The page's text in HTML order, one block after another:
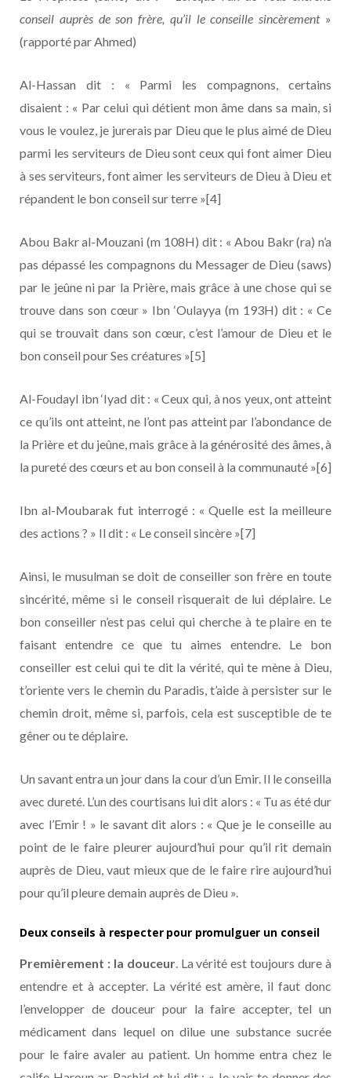
conseil auprès de son frère, qu’il le conseille sincèrement»
(rapporté par Ahmed)
Al-Hassan dit : « Parmi les compagnons, certains
disaient : « Par celui qui détient mon âme dans sa main, si
vous le voulez, je jurerais par Dieu que le plus aimé de Dieu
parmi les serviteurs de Dieu sont ceux qui font aimer Dieu
à ses serviteurs, font aimer les serviteurs de Dieu à Dieu et
répandent le bon conseil sur terre »[4]
Abou Bakr al-Mouzani (m 108H) dit : « Abou Bakr (ra) n’a
pas dépassé les compagnons du Messager de Dieu (saws)
par le jeûne ni par la Prière, mais grâce à une chose qui se
trouve dans son cœur » Ibn ‘Oulayya (m 193H) dit : « Ce
qui se trouvait dans son cœur, c’est l’amour de Dieu et le
bon conseil pour Ses créatures »[5]
Al-Foudayl ibn ‘Iyad dit : « Ceux qui, à nos yeux, ont atteint
ce qu’ils ont atteint, ne l’ont pas atteint par l’abondance de
la Prière et du jeûne, mais grâce à la générosité des âmes, à
la pureté des cœurs et au bon conseil à la communauté »[6]
Ibn al-Moubarak fut interrogé : « Quelle est la meilleure
des actions ? » Il dit : « Le conseil sincère »[7]
Ainsi, le musulman se doit de conseiller son frère en toute
sincérité, même si le conseil risquerait de lui déplaire. Le
bon conseiller n’est pas celui qui cherche à te plaire en te
faisant entendre ce que tu aimes entendre. Le bon
conseiller est celui qui te dit la vérité, qui te mène à Dieu,
t’oriente vers le chemin du Paradis, t’aide à persister sur le
chemin droit, même si, parfois, cela est susceptible de te
gêner ou te déplaire.
Un savant entra un jour dans la cour d’un Emir. Il le conseilla
avec dureté. L’un des courtisans lui dit alors : « Tu as été dur
avec l’Emir ! » le savant dit alors : « Que je le conseille au
point de le faire pleurer aujourd’hui pour qu’il rit demain
auprès de Dieu, vaut mieux que de le faire rire aujourd’hui
pour qu’il pleure demain auprès de Dieu ».
Deux conseils à respecter pour promulguer un conseil
Premièrement : la douceur. La vérité est toujours dure à
entendre et à accepter. La vérité est amère, il faut donc
l’envelopper de douceur pour la faire accepter, tel un
médicament dans lequel on dilue une substance sucrée
pour le faire avaler au patient. Un homme entra chez le